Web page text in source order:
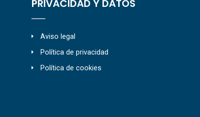
PRIVACIDAD Y DATOS
Aviso legal
Política de privacidad
Política de cookies